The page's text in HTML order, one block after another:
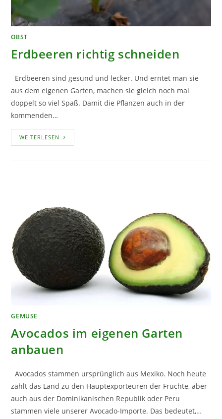
OBST
Erdbeeren richtig schneiden
Erdbeeren sind gesund und lecker. Und erntet man sie
aus dem eigenen Garten, machen sie gleich noch mal
doppelt so viel Spaß. Damit die Pflanzen auch in der
kommenden…
WEITERLESEN ERDBEEREN
RICHTIG
GEMÜSE
Avocados im eigenen Garten
anbauen
Avocados stammen ursprünglich aus Mexiko. Noch heute
zählt das Land zu den Hauptexporteuren der Früchte, aber
auch aus der Dominikanischen Republik oder Peru
stammen viele unserer Avocado-Importe. Das bedeutet,…